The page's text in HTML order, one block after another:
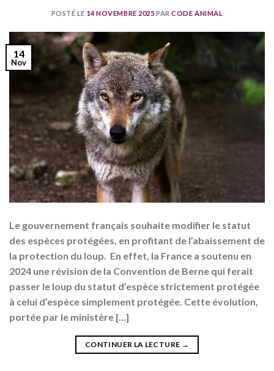
POSTÉ LE 14 NOVEMBRE 2025 PARCODE ANIMAL
14
Nov
Le gouvernement français souhaite modifier le statut
des espèces protégées, en profitant de l’abaissement de
la protection du loup. En effet, la France a soutenu en
2024 une révision de la Convention de Berne qui ferait
passer le loup du statut d’espèce strictement protégée
à celui d’espèce simplement protégée. Cette évolution,
portée par le ministère […]
CONTINUER LA LECTURE →